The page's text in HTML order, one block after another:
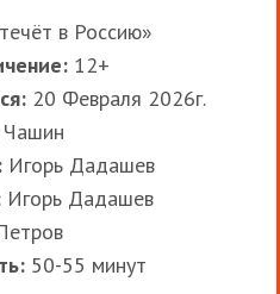
в Россию»
12+
20 Февраля 2026г.
Чашин
Игорь Дадашев
Игорь Дадашев
50-55 минут